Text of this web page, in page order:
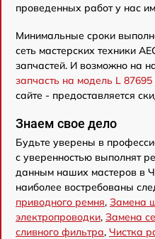
проведенных работ у нас
Минимальные сроки
сеть мастерских техники
запчастей. И возможно на
запчасть на модель L
сайте - предоставляется
Знаем свое дело
Будьте уверены в
с уверенностью выполнят
данным наших мастеров в
наиболее востребованы
приводного ремня, Замена
электропроводки, Замена
сливного фильтра, Чистка